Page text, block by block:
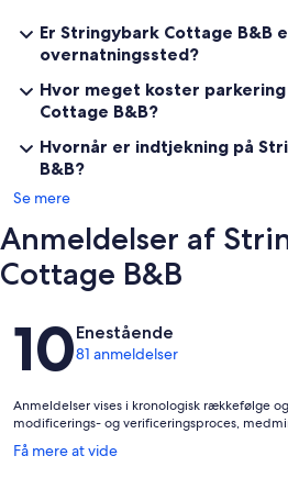
Er Stringybark Cottage B&B
overnatningssted?
Hvor meget koster
Cottage B&B?
Hvornår er indtjekning på
B&B?
Se mere
Anmeldelser af
Cottage B&B
Anmeldelser
10Enestående
81 anmeldelser
Anmeldelser vises i kronologisk rækkefølge
modificerings- og verificeringsproces,
Få mere at vide
Åbner